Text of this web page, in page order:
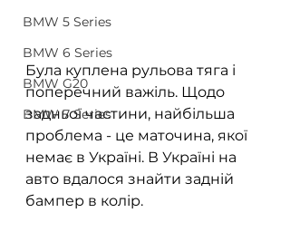
BMW 5 Series
BMW 6 Series
BMW G20
BMW 7 Series
Була куплена рульова тяга і
поперечний важіль. Щодо
задньої частини, найбільша
проблема - це маточина, якої
немає в Україні. В Україні на
авто вдалося знайти задній
бампер в колір.